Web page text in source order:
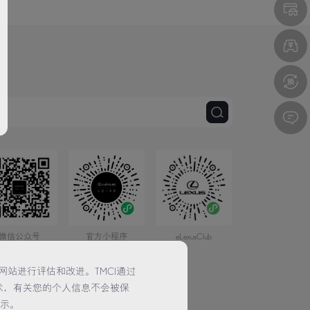
站进行评估和改进。TMCI通过
有关您的个人信息不会被保
。
信公众号 官方小程序 eLexusClub